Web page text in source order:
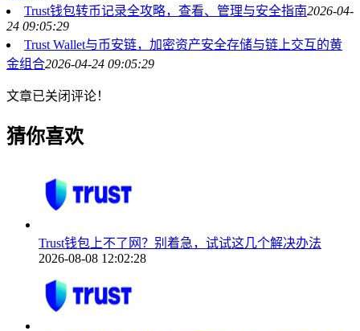
Trust钱包转币记录全攻略，查看、管理与安全指南2026-04-
24 09:05:29
Trust Wallet与币安链，加密资产安全存储与链上交互的黄
金组合2026-04-24 09:05:29
文章已关闭评论！
猜你喜欢
Trust钱包上不了网？别着急，试试这几个解决办法
2026-08-08 12:02:28